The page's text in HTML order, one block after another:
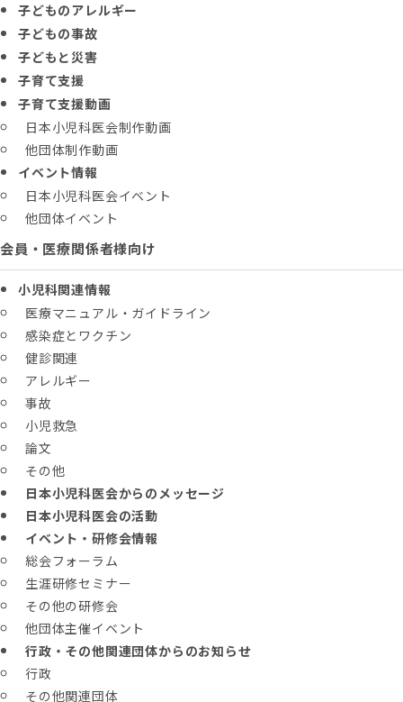
子どものアレルギー
子どもの事故
子どもと災害
子育て支援
子育て支援動画
日本小児科医会制作動画
他団体制作動画
イベント情報
日本小児科医会イベント
他団体イベント
会員・医療関係者様向け
小児科関連情報
医療マニュアル・ガイドライン
感染症とワクチン
健診関連
アレルギー
事故
小児救急
論文
その他
日本小児科医会からのメッセージ
日本小児科医会の活動
イベント・研修会情報
総会フォーラム
生涯研修セミナー
その他の研修会
他団体主催イベント
行政・その他関連団体からのお知らせ
行政
その他関連団体